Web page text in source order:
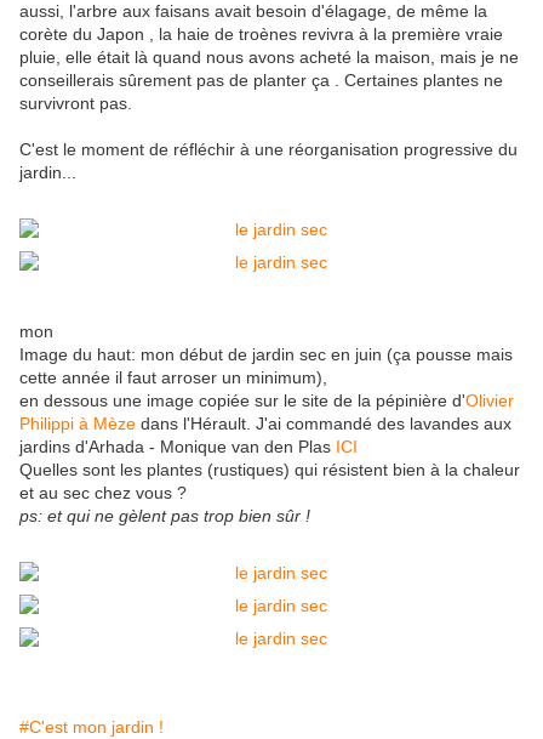
aussi, l'arbre aux faisans avait besoin d'élagage, de même la
corète du Japon , la haie de troènes revivra à la première vraie
pluie, elle était là quand nous avons acheté la maison, mais je ne
conseillerais sûrement pas de planter ça . Certaines plantes ne
survivront pas.
C'est le moment de réfléchir à une réorganisation progressive du
jardin...
mon
Image du haut: mon début de jardin sec en juin (ça pousse mais
cette année il faut arroser un minimum),
en dessous une image copiée sur le site de la pépinière d'Olivier
Philippi à Mèze dans l'Hérault. J'ai commandé des lavandes aux
jardins d'Arhada - Monique van den Plas ICI
Quelles sont les plantes (rustiques) qui résistent bien à la chaleur
et au sec chez vous ?
ps: et qui ne gèlent pas trop bien sûr !
#C'est mon jardin !